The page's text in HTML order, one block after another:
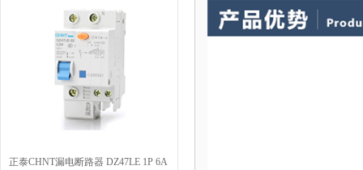
正泰CHNT漏电断路器 DZ47LE 1P 6A